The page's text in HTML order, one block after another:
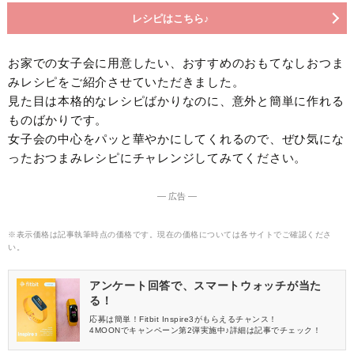
レシピはこちら♪
お家での女子会に用意したい、おすすめのおもてなしおつま
みレシピをご紹介させていただきました。
見た目は本格的なレシピばかりなのに、意外と簡単に作れる
ものばかりです。
女子会の中心をパッと華やかにしてくれるので、ぜひ気にな
ったおつまみレシピにチャレンジしてみてください。
― 広告 ―
※表示価格は記事執筆時点の価格です。現在の価格については各サイトでご確認くださ
い。
アンケート回答で、スマートウォッチが当た
る！
応募は簡単！Fitbit Inspire3がもらえるチャンス！
4MOONでキャンペーン第2弾実施中♪詳細は記事でチェック！